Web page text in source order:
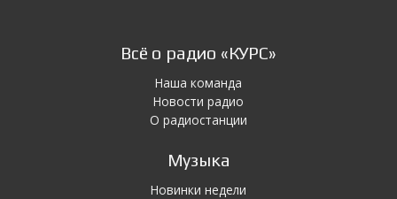
Всё о радио «КУРС»
Наша команда
Новости радио
О радиостанции
Музыка
Новинки недели